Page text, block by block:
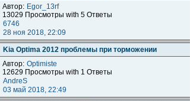
Автор: Egor_13rf
13029 Просмотры with 5 Ответы
6746
28 ноя 2018, 22:09
Kia Optima 2012 проблемы при торможении
Автор: Optimiste
12629 Просмотры with 1 Ответы
AndreS
03 май 2018, 22:49